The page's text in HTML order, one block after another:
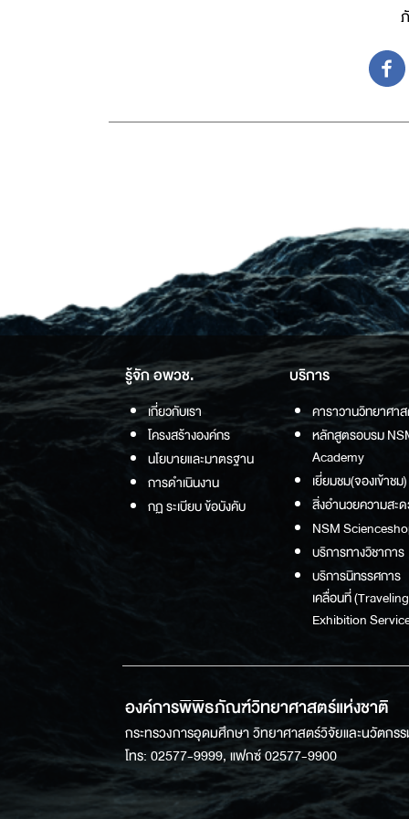
รู้จัก อพวช.
เกี่ยวกับเรา
โครงสร้างองค์กร
นโยบายและมาตรฐาน
การดำเนินงาน
กฏ ระเบียบ ข้อบังคับ
บริการ
คาราวานวิทยาศา
หลักสูตรอบรม
Academy
เยี่ยมชม(จองเข้าชม)
สิ่งอำนวยความสะ
NSM
บริการทางวิชาการ
บริการนิทรรศการ
เคลื่อนที่ (Traveling
Exhibition
องค์การพิพิธภัณฑ์วิทยาศาสตร์แห่งชาติ
กระทรวงการอุดมศึกษา วิทยาศาสตร์วิจัยและนวัตก
โทร: 02577-9999, แฟกซ์ 02577-9900